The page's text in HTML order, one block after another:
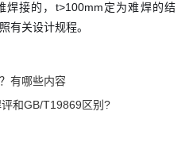
焊接的，t>100mm定为难焊的结
有关设计规程。
有哪些内容
和GB/T19869区别?